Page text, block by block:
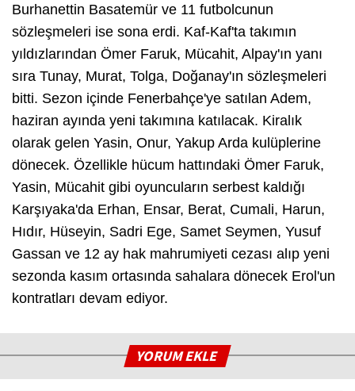
Burhanettin Basatemür ve 11 futbolcunun
sözleşmeleri ise sona erdi. Kaf-Kaf'ta takımın
yıldızlarından Ömer Faruk, Mücahit, Alpay'ın yanı
sıra Tunay, Murat, Tolga, Doğanay'ın sözleşmeleri
bitti. Sezon içinde Fenerbahçe'ye satılan Adem,
haziran ayında yeni takımına katılacak. Kiralık
olarak gelen Yasin, Onur, Yakup Arda kulüplerine
dönecek. Özellikle hücum hattındaki Ömer Faruk,
Yasin, Mücahit gibi oyuncuların serbest kaldığı
Karşıyaka'da Erhan, Ensar, Berat, Cumali, Harun,
Hıdır, Hüseyin, Sadri Ege, Samet Seymen, Yusuf
Gassan ve 12 ay hak mahrumiyeti cezası alıp yeni
sezonda kasım ortasında sahalara dönecek Erol'un
kontratları devam ediyor.
YORUM EKLE